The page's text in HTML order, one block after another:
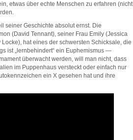
etwas über echte Menschen zu erfahren (nicht
seiner Geschichte absolut ernst. Die
(David Tennant), seiner Frau Emily (Jessica
hat eines der schwersten Schicksale, die
ist „lernbehindert“ ein Euphemismus —
überwacht werden, will man nicht, dass
im Puppenhaus versteckt oder einfach nur
ein X gesehen hat und ihre